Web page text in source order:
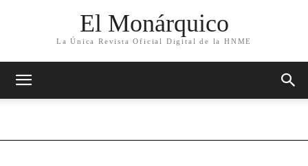
El Monárquico
La Única Revista Oficial Digital de la HNME